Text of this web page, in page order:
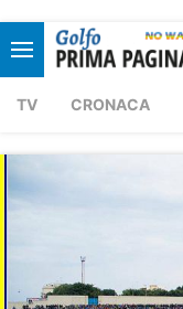
TV CRONACA